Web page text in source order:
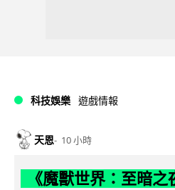
科技娛樂 遊戲情報
天恩 10 小時
《魔獸世界：至暗